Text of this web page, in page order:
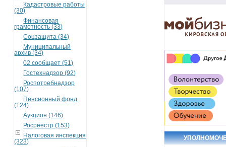
Кадастровые работы
(30)
Финансовая
грамотность (33)
Соцзащита (34)
Муниципальный
архив (34)
02 сообщает (51)
Гостехнадзор (92)
Роспотребнадзор
(107)
Пенсионный фонд
(124)
Аукцион (146)
Росреестр (153)
Налоговая инспекция
(323)